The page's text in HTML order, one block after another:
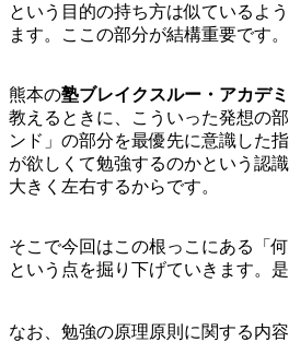
という目的の持ち方は似ているよ
ます。ここの部分が結構重要です。
熊本の塾ブレイクスルー・アカデ
教えるときに、こういった発想の
ンド」の部分を最優先に意識した
が欲しくて勉強するのかという認
大きく左右するからです。
そこで今回はこの根っこにある「
という点を掘り下げていきます。
なお、勉強の原理原則に関する内